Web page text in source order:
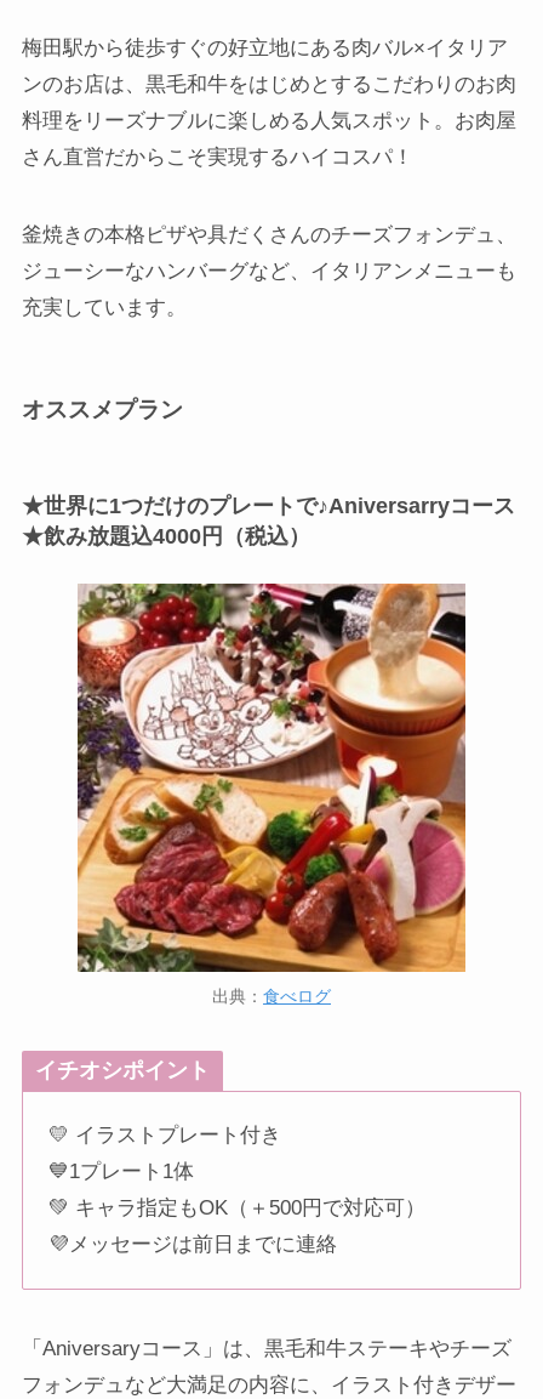
梅田駅から徒歩すぐの好立地にある肉バル×イタリア
ンのお店は、黒毛和牛をはじめとするこだわりのお肉
料理をリーズナブルに楽しめる人気スポット。お肉屋
さん直営だからこそ実現するハイコスパ！
釜焼きの本格ピザや具だくさんのチーズフォンデュ、
ジューシーなハンバーグなど、イタリアンメニューも
充実しています。
オススメプラン
★世界に1つだけのプレートで♪Aniversarryコース
★飲み放題込4000円（税込）
出典： 食べログ
イチオシポイント
💛 イラストプレート付き
💙1プレート1体
💚 キャラ指定もOK（＋500円で対応可）
💜メッセージは前日までに連絡
「Aniversaryコース」は、黒毛和牛ステーキやチーズ
フォンデュなど大満足の内容に、イラスト付きデザー